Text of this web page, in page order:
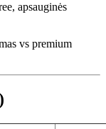
apsauginės
vs premium